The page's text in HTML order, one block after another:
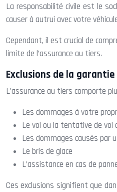
La responsabilité civile est le
causer à autrui avec votre
Cependant, il est crucial de
limite de l’assurance au tiers.
Exclusions de la
L’assurance au tiers comporte
Les dommages à votre
Le vol ou la tentative de vol
Les dommages causés par
Le bris de glace
L’assistance en cas de
Ces exclusions signifient que